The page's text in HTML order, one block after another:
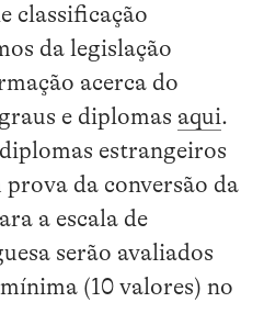
classificação
da legislação
acerca do
e diplomas aqui.
estrangeiros
prova da conversão da
a escala de
serão avaliados
(10 valores) no